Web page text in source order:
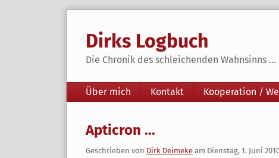
Dirks Logbuch
Die Chronik des schleichenden Wahnsinns ...
Navigation
Über mich Kontakt Kooperation /
Apticron ...
Geschrieben von Dirk Deimeke am Dienstag, 1. Juni